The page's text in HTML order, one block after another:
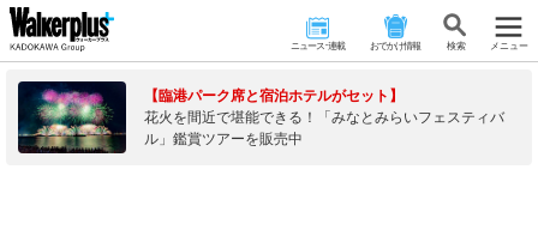
ニュース･連載 おでかけ情報 検 索 メニュー
【臨港パーク席と宿泊ホテルがセット】
花火を間近で堪能できる！「みなとみらいフェスティバ
ル」鑑賞ツアーを販売中